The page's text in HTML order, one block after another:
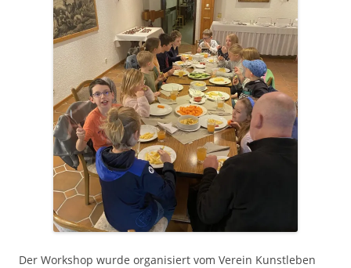
Der Workshop wurde organisiert vom Verein Kunstleben